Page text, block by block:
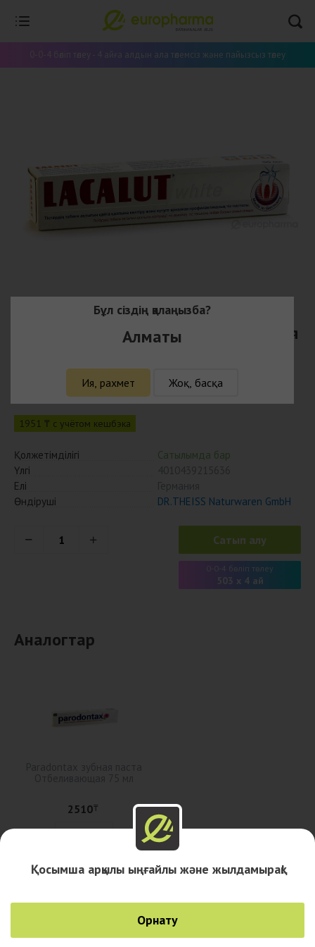
0-0-4 бөліп төлеу - 4 айға алдын ала төлемсіз және пайызсыз төлеу
Лакалут зубная паста Отбеливающая
₸
1951 ₸ с учётом кешбэка
Қолжетімділігі
Сатылымда бар
Үлгі
Елі
Өндіруші
DR.THEISS Naturwaren GmbH
Сатып алу
0-0-4 бөліп төлеу
503 x 4 ай
Аналогтар
2510₸
Қосымша арқылы ыңғайлы және жылдамырақ!
Орнату
Бұл сіздің қалаңызба?
Алматы
Ия, рахмет Жоқ, басқа